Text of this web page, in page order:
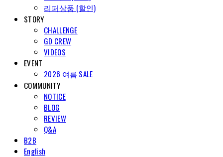
리퍼상품 (할인)
STORY
CHALLENGE
GD CREW
VIDEOS
EVENT
2026 여름 SALE
COMMUNITY
NOTICE
BLOG
REVIEW
Q&A
B2B
English